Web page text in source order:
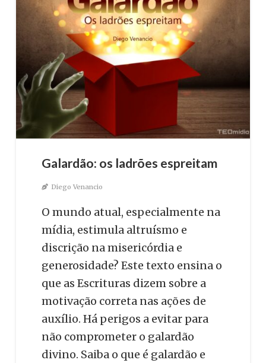
Galardão: os ladrões espreitam
Diego Venancio
O mundo atual, especialmente na
mídia, estimula altruísmo e
discrição na misericórdia e
generosidade? Este texto ensina o
que as Escrituras dizem sobre a
motivação correta nas ações de
auxílio. Há perigos a evitar para
não comprometer o galardão
divino. Saiba o que é galardão e